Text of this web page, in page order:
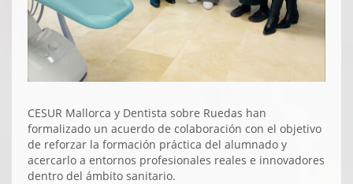
CESUR Mallorca y Dentista sobre Ruedas han
formalizado un acuerdo de colaboración con el objetivo
de reforzar la formación práctica del alumnado y
acercarlo a entornos profesionales reales e innovadores
dentro del ámbito sanitario.